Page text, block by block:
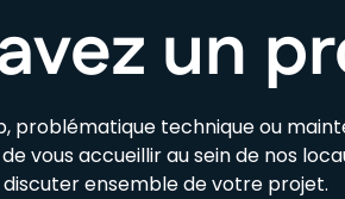
un
problématique technique ou
vous accueillir au sein de nos
discuter ensemble de votre projet.